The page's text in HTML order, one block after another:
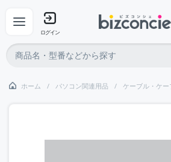
ログイン
ホーム パソコン関連用品 ケーブル・ケ